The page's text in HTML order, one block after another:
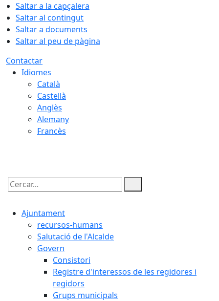
Saltar a la capçalera
Saltar al contingut
Saltar a documents
Saltar al peu de pàgina
Contactar
Idiomes
Català
Castellà
Anglès
Alemany
Francès
Cercar:
Ajuntament
recursos-humans
Salutació de l'Alcalde
Govern
Consistori
Registre d'interessos de les regidores i
regidors
Grups municipals